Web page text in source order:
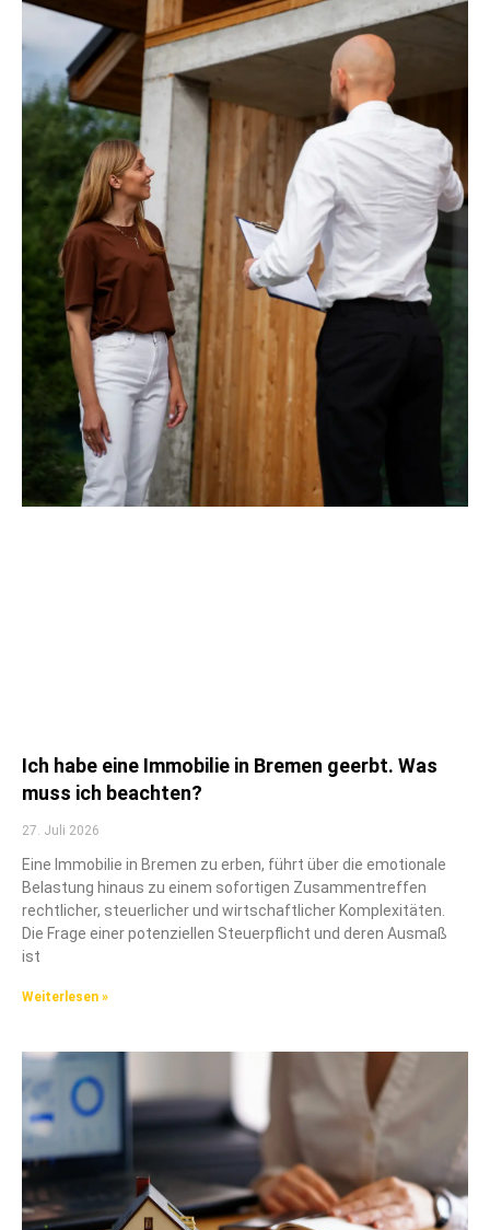
Ich habe eine Immobilie in Bremen geerbt. Was
muss ich beachten?
27. Juli 2026
Eine Immobilie in Bremen zu erben, führt über die emotionale
Belastung hinaus zu einem sofortigen Zusammentreffen
rechtlicher, steuerlicher und wirtschaftlicher Komplexitäten.
Die Frage einer potenziellen Steuerpflicht und deren Ausmaß
ist
Weiterlesen »